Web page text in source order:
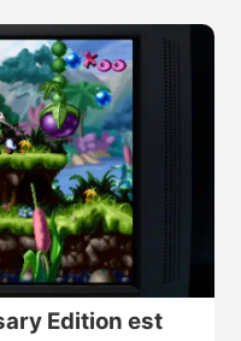
Edition est